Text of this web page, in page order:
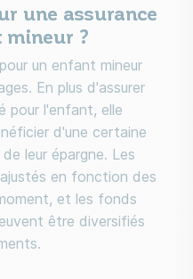
une assurance
?
un enfant mineur
En plus d'assurer
pour l'enfant, elle
d'une certaine
leur épargne. Les
en fonction des
et les fonds
être diversifiés